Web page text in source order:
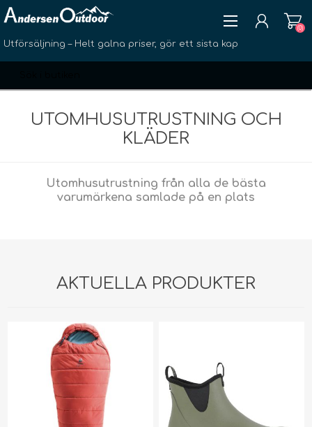
Utförsäljning – Helt galna priser, gör ett sista kap
LOGGA IN
ÖNSKELISTA
(0)
UTOMHUSUTRUSTNING OCH
KLÄDER
Utomhusutrustning från alla de bästa
varumärkena samlade på en plats
AKTUELLA PRODUKTER